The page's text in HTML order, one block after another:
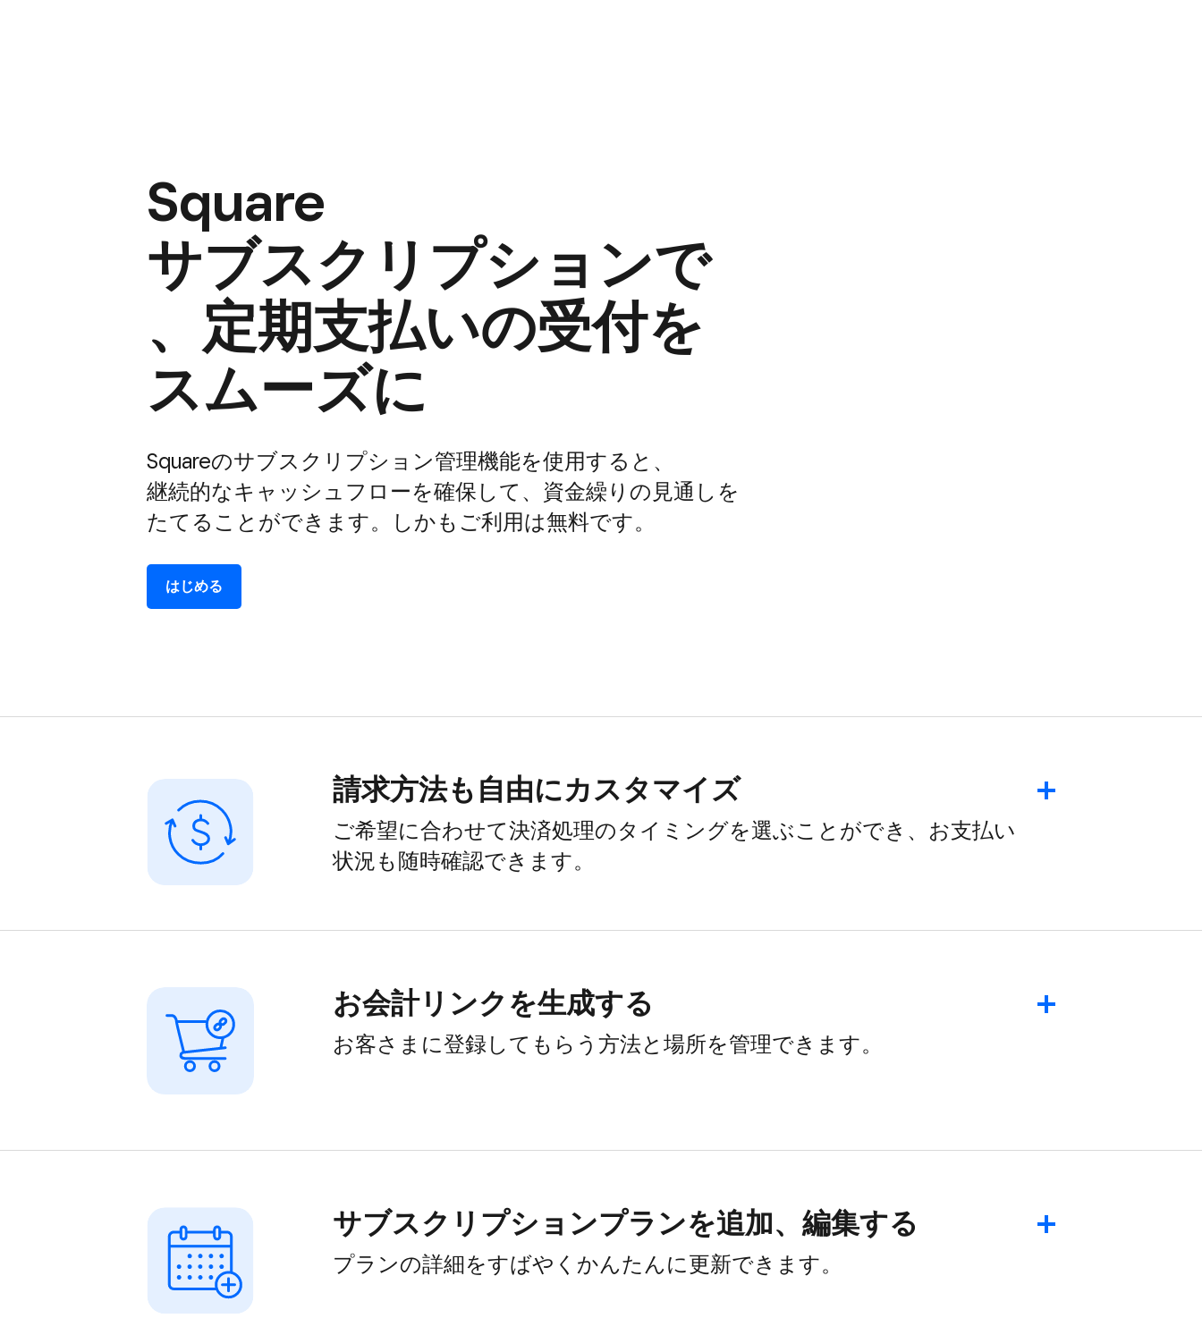
Square
サブスクリプションで
、​定期支払いの​受付を​
スムーズに
Squareの​サブスクリプション管理機能を​使用すると、​
継続的な​キャッシュフローを​確保して、​資金繰りの​見通しを​
たてる​ことができます。​しかも​ご利用は​無料です。
はじめる
請求方​法も​自由に​カスタマイズ
ご希望に​合わせて​決済処理の​タイミングを​選ぶことができ、​お支払い​
状況も​随時確認できます。
お会計リンクを​生成する
お客さまに​登録して​もらう方法と​場所を​管理できます。
サブスクリプションプランを​追加、​編集する
プランの​詳細を​すばやくかんたんに​更新できます。